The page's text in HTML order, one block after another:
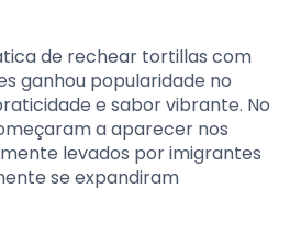
de rechear tortillas com
ganhou popularidade no
e sabor vibrante. No
a aparecer nos
levados por imigrantes
se expandiram